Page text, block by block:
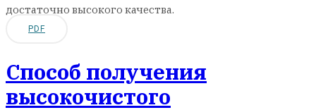
достаточно высокого качества.
PDF
Способ получения
высокочистого